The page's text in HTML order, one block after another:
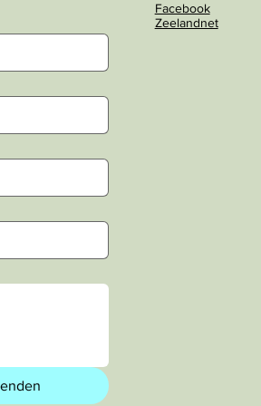
Facebook
Zeelandnet